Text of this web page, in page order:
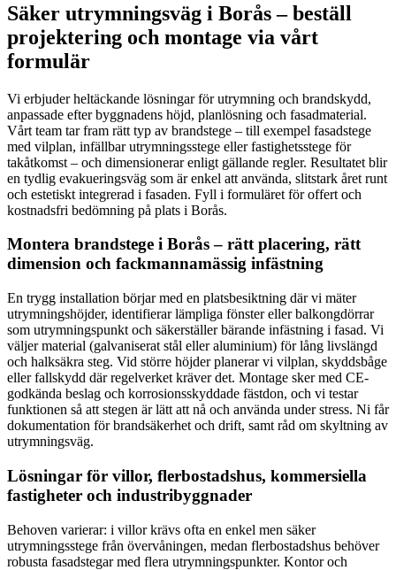
Säker utrymningsväg i Borås – beställ
projektering och montage via vårt
formulär
Vi erbjuder heltäckande lösningar för utrymning och brandskydd,
anpassade efter byggnadens höjd, planlösning och fasadmaterial.
Vårt team tar fram rätt typ av brandstege – till exempel fasadstege
med vilplan, infällbar utrymningsstege eller fastighetsstege för
takåtkomst – och dimensionerar enligt gällande regler. Resultatet blir
en tydlig evakueringsväg som är enkel att använda, slitstark året runt
och estetiskt integrerad i fasaden. Fyll i formuläret för offert och
kostnadsfri bedömning på plats i Borås.
Montera brandstege i Borås – rätt placering, rätt
dimension och fackmannamässig infästning
En trygg installation börjar med en platsbesiktning där vi mäter
utrymningshöjder, identifierar lämpliga fönster eller balkongdörrar
som utrymningspunkt och säkerställer bärande infästning i fasad. Vi
väljer material (galvaniserat stål eller aluminium) för lång livslängd
och halksäkra steg. Vid större höjder planerar vi vilplan, skyddsbåge
eller fallskydd där regelverket kräver det. Montage sker med CE-
godkända beslag och korrosionsskyddade fästdon, och vi testar
funktionen så att stegen är lätt att nå och använda under stress. Ni får
dokumentation för brandsäkerhet och drift, samt råd om skyltning av
utrymningsväg.
Lösningar för villor, flerbostadshus, kommersiella
fastigheter och industribyggnader
Behoven varierar: i villor krävs ofta en enkel men säker
utrymningsstege från övervåningen, medan flerbostadshus behöver
robusta fasadstegar med flera utrymningspunkter. Kontor och